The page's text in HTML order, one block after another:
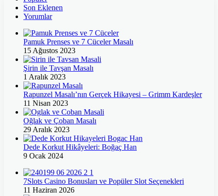
Son Eklenen
Yorumlar
Pamuk Prenses ve 7 Cüceler Masalı
15 Ağustos 2023
Şirin ile Tavşan Masalı
1 Aralık 2023
Rapunzel Masalı’nın Gerçek Hikayesi – Grimm Kardeşler
11 Nisan 2023
Oğlak ve Çoban Masalı
29 Aralık 2023
Dede Korkut Hikâyeleri: Boğaç Han
9 Ocak 2024
7Slots Casino Bonusları ve Popüler Slot Seçenekleri
11 Haziran 2026